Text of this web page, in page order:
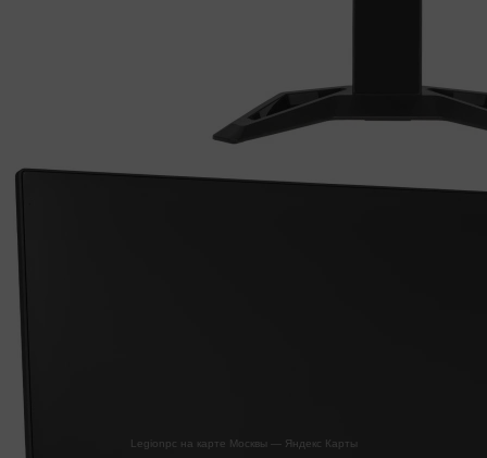
Legionpc на карте Москвы — Яндекс Карты